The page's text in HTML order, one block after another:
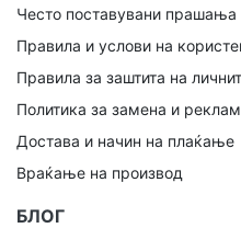
Често поставувани
Правила и услови на
Правила за заштита на
Политика за замена и
Достава и начин на плаќање
Враќање на производ
БЛОГ